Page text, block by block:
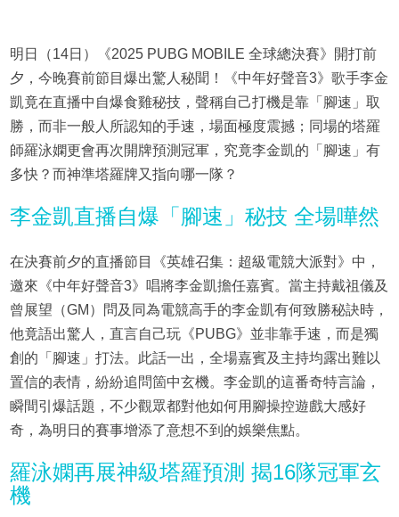
明日（14日）《2025 PUBG MOBILE 全球總決賽》開打前
夕，今晚賽前節目爆出驚人秘聞！《中年好聲音3》歌手李金
凱竟在直播中自爆食雞秘技，聲稱自己打機是靠「腳速」取
勝，而非一般人所認知的手速，場面極度震撼；同場的塔羅
師羅泳嫻更會再次開牌預測冠軍，究竟李金凱的「腳速」有
多快？而神準塔羅牌又指向哪一隊？
李金凱直播自爆「腳速」秘技 全場嘩然
在決賽前夕的直播節目《英雄召集：超級電競大派對》中，
邀來《中年好聲音3》唱將李金凱擔任嘉賓。當主持戴祖儀及
曾展望（GM）問及同為電競高手的李金凱有何致勝秘訣時，
他竟語出驚人，直言自己玩《PUBG》並非靠手速，而是獨
創的「腳速」打法。此話一出，全場嘉賓及主持均露出難以
置信的表情，紛紛追問箇中玄機。李金凱的這番奇特言論，
瞬間引爆話題，不少觀眾都對他如何用腳操控遊戲大感好
奇，為明日的賽事增添了意想不到的娛樂焦點。
羅泳嫻再展神級塔羅預測 揭16隊冠軍玄
機